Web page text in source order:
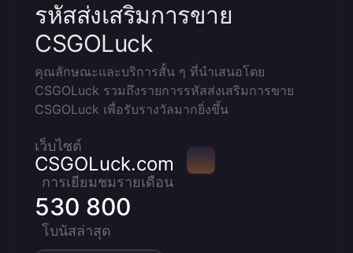
รหัสส่งเสริมการขาย
CSGOLuck
คุณลักษณะและบริการสั้น ๆ ที่นำเสนอโดย
CSGOLuck รวมถึงรายการรหัสส่งเสริมการขาย
CSGOLuck เพื่อรับรางวัลมากยิ่งขึ้น
เว็บไซต์
CSGOLuck.com
การเยี่ยมชมรายเดือน
530 800
โบนัสล่าสุด